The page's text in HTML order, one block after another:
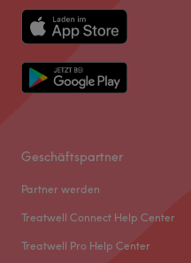
Geschäftspartner
Partner werden
Treatwell Connect Help Center
Treatwell Pro Help Center